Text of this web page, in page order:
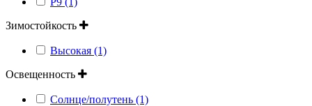
Зимостойкость
Высокая (1)
Освещенность
Солнце/полутень (1)